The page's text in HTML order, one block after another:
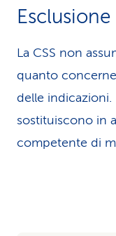
La CSS non
quanto
delle
sostituiscono in
competente di